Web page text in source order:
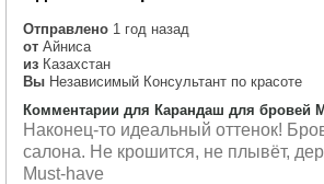
Отправлено 1 год назад
от Айниса
из Казахстан
Вы Независимый Консультант по красоте
Комментарии для Карандаш для бровей
Наконец-то идеальный оттенок!
салона. Не крошится, не плывёт,
Must-have